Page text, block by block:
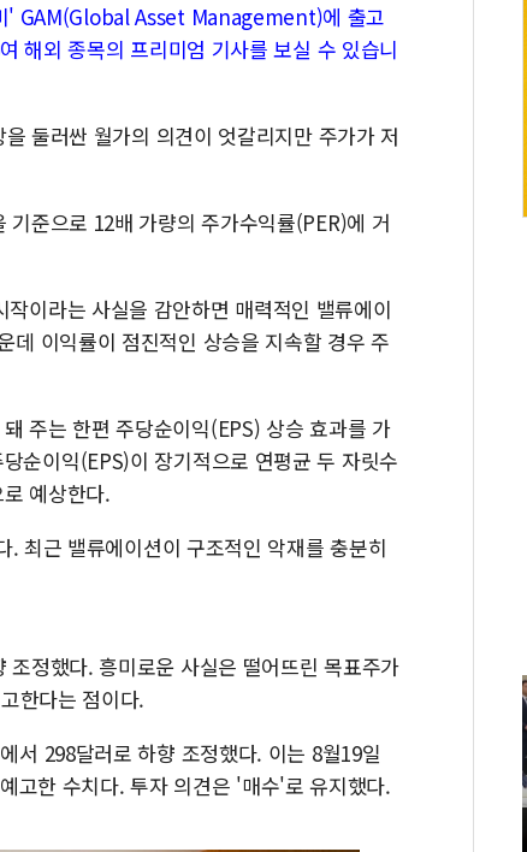
' GAM(Global Asset Management)에 출고
해외 종목의 프리미엄 기사를 보실 수 있습니
둘러싼 월가의 의견이 엇갈리지만 주가가 저
준으로 12배 가량의 주가수익률(PER)에 거
이라는 사실을 감안하면 매력적인 밸류에이
데 이익률이 점진적인 상승을 지속할 경우 주
주는 한편 주당순이익(EPS) 상승 효과를 가
순이익(EPS)이 장기적으로 연평균 두 자릿수
예상한다.
최근 밸류에이션이 구조적인 악재를 충분히
정했다. 흥미로운 사실은 떨어뜨린 목표주가
한다는 점이다.
서 298달러로 하향 조정했다. 이는 8월19일
고한 수치다. 투자 의견은 '매수'로 유지했다.